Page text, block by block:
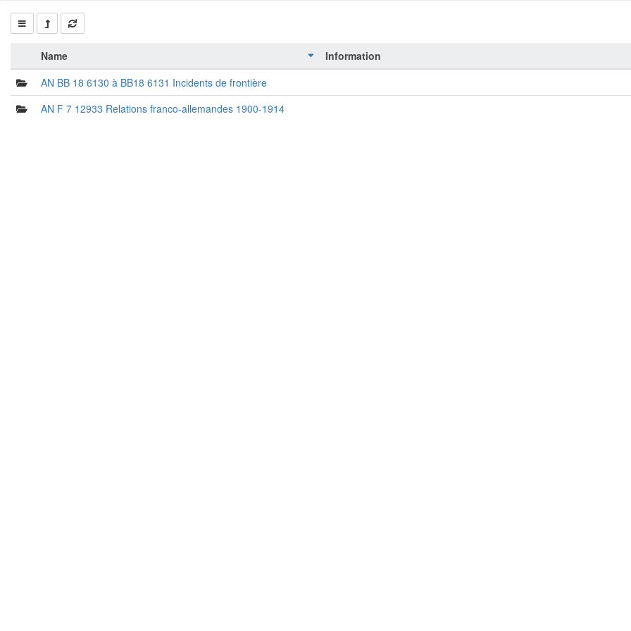
Name Information
AN BB 18 6130 à BB18 6131 Incidents de frontière
AN F 7 12933 Relations franco-allemandes 1900-1914